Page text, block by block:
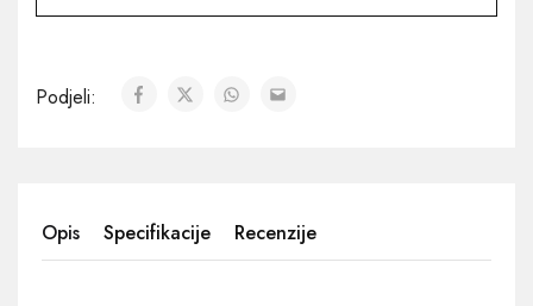
Podjeli:
Opis Specifikacije Recenzije